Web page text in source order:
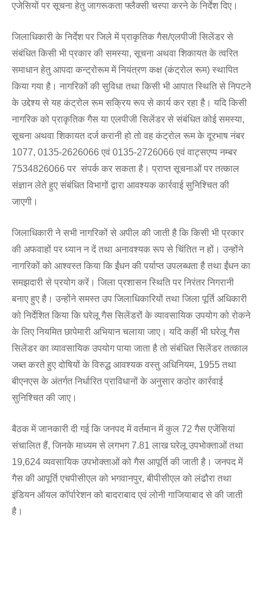
एजेसियों पर सूचना हेतु जागरूकता फ्लैक्सी चस्पा करने के निर्देश दिए।
जिलाधिकारी के निर्देश पर जिले में प्राकृतिक गैस/एलपीजी सिलेंडर से
संबंधित किसी भी प्रकार की समस्या, सूचना अथवा शिकायत के त्वरित
समाधान हेतु आपदा कन्ट्रोरूम में नियंत्रण कक्ष (कंट्रोल रूम) स्थापित
किया गया है। नागरिकों की सुविधा तथा किसी भी आपात स्थिति से निपटने
के उद्देश्य से यह कंट्रोल रूम सक्रिय रूप से कार्य कर रहा है। यदि किसी
नागरिक को प्राकृतिक गैस या एलपीजी सिलेंडर से संबंधित कोई समस्या,
सूचना अथवा शिकायत दर्ज करानी हो तो वह कंट्रोल रूम के दूरभाष नंबर
1077, 0135-2626066 एवं 0135-2726066 एवं वाट्सएप्प नम्बर
7534826066 पर संपर्क कर सकता है। प्राप्त सूचनाओं पर तत्काल
संज्ञान लेते हुए संबंधित विभागों द्वारा आवश्यक कार्रवाई सुनिश्चित की
जाएगी।
जिलाधिकारी ने सभी नागरिकों से अपील की जाती है कि किसी भी प्रकार
की अफवाहों पर ध्यान न दें तथा अनावश्यक रूप से चिंतित न हों। उन्होंने
नागरिकों को आश्वस्त किया कि ईंधन की पर्याप्त उपलब्धता है तथा ईंधन का
समझदारी से प्रयोग करें। जिला प्रशासन स्थिति पर निरंतर निगरानी
बनाए हुए है। उन्होंने समस्त उप जिलाधिकारियों तथा जिला पूर्ति अधिकारी
को निर्देशित किया कि घरेलू गैस सिलेंडरों के व्यावसायिक उपयोग को रोकने
के लिए नियमित छापेमारी अभियान चलाया जाए। यदि कहीं भी घरेलू गैस
सिलेंडर का व्यावसायिक उपयोग पाया जाता है तो संबंधित सिलेंडर तत्काल
जब्त करते हुए दोषियों के विरुद्ध आवश्यक वस्तु अधिनियम, 1955 तथा
बीएनएस के अंतर्गत निर्धारित प्राविधानों के अनुसार कठोर कार्रवाई
सुनिश्चित की जाए।
बैठक में जानकारी दी गई कि जनपद में वर्तमान में कुल 72 गैस एजेंसियां
संचालित हैं, जिनके माध्यम से लगभग 7.81 लाख घरेलू उपभोक्ताओं तथा
19,624 व्यवसायिक उपभोक्ताओं को गैस आपूर्ति की जाती है। जनपद में
गैस की आपूर्ति एचपीसीएल को भगवानपुर, बीपीसीएल को लंढौरा तथा
इंडियन ऑयल कॉर्पारेशन को बादराबाद एवं लोनी गाजियाबाद से की जाती
है।